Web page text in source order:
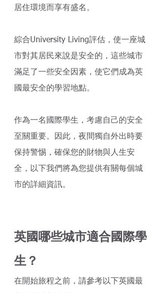
居住環境而享有盛名。
綜合University Living評估，使一座城
市對其居民來說是安全的，這些城市
滿足了一些安全因素，使它們成為英
國最安全的學習地點。
作為一名國際學生，考慮自己的安全
至關重要。因此，夜間獨自外出時要
保持警惕，確保您的財物與人生安
全，以下我們將為您提供有關每個城
市的詳細資訊。
英國哪些城市適合國際學
生？
在開始旅程之前，請參考以下英國最